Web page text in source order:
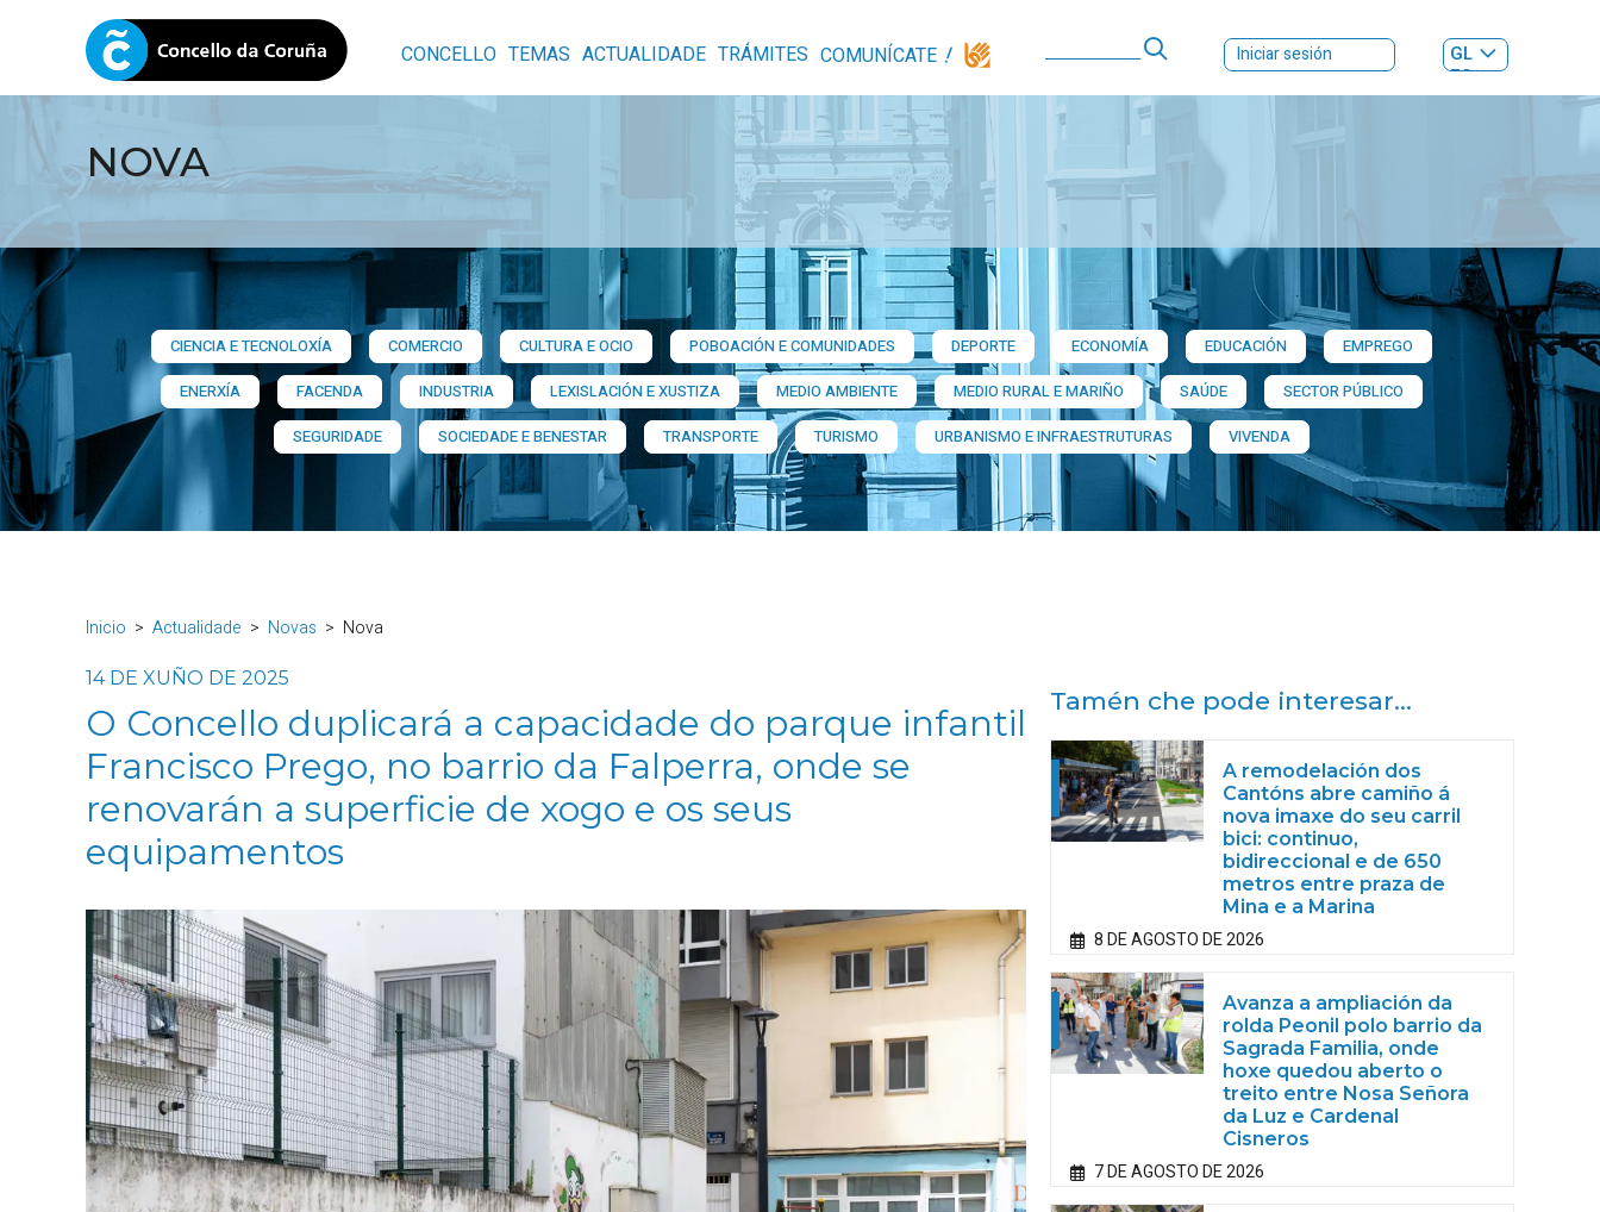
CONCELLO TEMAS ACTUALIDADE TRÁMITES COMUNÍCATE Iniciar sesión
GL
ES|
NOVA
CIENCIA E TECNOLOXÍA COMERCIO CULTURA E OCIO POBOACIÓN E COMUNIDADES DEPORTE ECONOMÍA EDUCACIÓN
EMPREGO
ENERXÍA
FACENDA INDUSTRIA LEXISLACIÓN E XUSTIZA MEDIO AMBIENTE MEDIO RURAL E MARIÑO SAÚDE
SECTOR PÚBLICO
SEGURIDADE
SOCIEDADE E BENESTAR TRANSPORTE TURISMO URBANISMO E INFRAESTRUTURAS VIVENDA
Inicio Actualidade Novas Nova
14 DE XUÑO DE 2025
O Concello duplicará a capacidade do parque infantil
Francisco Prego, no barrio da Falperra, onde se
renovarán a superficie de xogo e os seus
equipamentos
Tamén che pode interesar...
A remodelación dos
Cantóns abre camiño á
nova imaxe do seu carril
bici: continuo,
bidireccional e de 650
metros entre praza de
Mina e a Marina
8 DE AGOSTO DE 2026
Avanza a ampliación da
rolda Peonil polo barrio da
Sagrada Familia, onde
hoxe quedou aberto o
treito entre Nosa Señora
da Luz e Cardenal
Cisneros
7 DE AGOSTO DE 2026